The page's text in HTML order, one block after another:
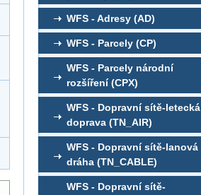
WFS - Adresy (AD)
WFS - Parcely (CP)
WFS - Parcely národní
rozšíření (CPX)
WFS - Dopravní sítě-letecká
doprava (TN_AIR)
WFS - Dopravní sítě-lanová
dráha (TN_CABLE)
WFS - Dopravní sítě-